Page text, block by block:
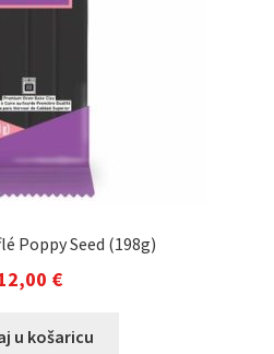
Poppy Seed (198g)
€
u košaricu